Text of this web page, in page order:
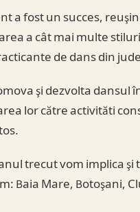
a fost un succes,
a cât mai multe
de dans din
şi dezvolta
lor către activităti
trecut vom implica
Baia Mare, Botoşani,